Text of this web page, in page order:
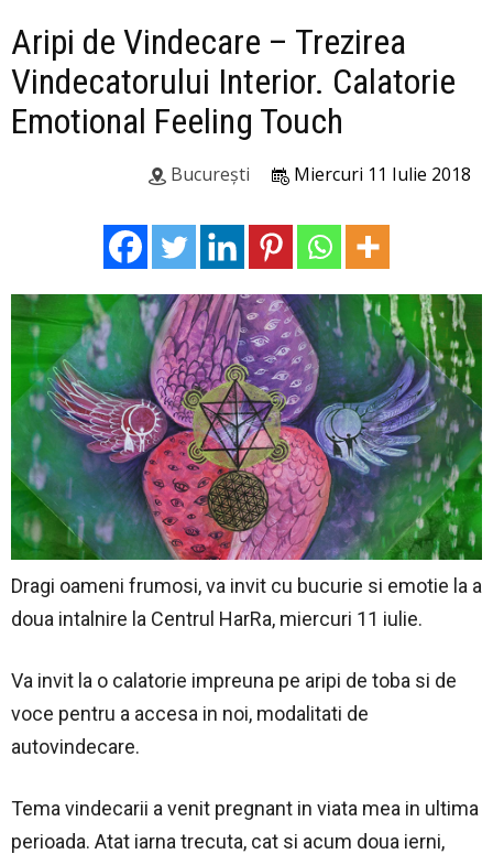
Aripi de Vindecare – Trezirea
Vindecatorului Interior. Calatorie
Emotional Feeling Touch
Miercuri 11 Iulie 2018
București
Dragi oameni frumosi, va invit cu bucurie si emotie la a
doua intalnire la Centrul HarRa, miercuri 11 iulie.
Va invit la o calatorie impreuna pe aripi de toba si de
voce pentru a accesa in noi, modalitati de
autovindecare.
Tema vindecarii a venit pregnant in viata mea in ultima
perioada. Atat iarna trecuta, cat si acum doua ierni,